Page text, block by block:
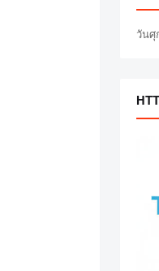
วันศุ